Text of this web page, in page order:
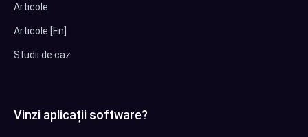
Articole
Articole [En]
Studii de caz
Vinzi aplicații software?